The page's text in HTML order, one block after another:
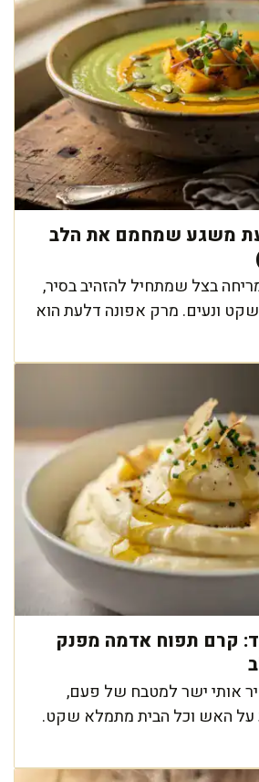
משגע שמחמם את הלב
בצל שמתחיל להזהיב בסיר,
שקט ונעים. מרק אפונה דלעת הוא
קרם תפוח אדמה מפנק
אותי ישר למטבח של פעם,
על האש וכל הבית מתמלא שקט.